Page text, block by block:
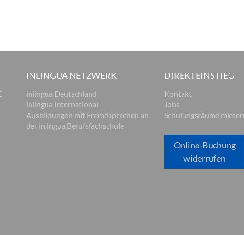
INLINGUA NETZWERK
inlingua Deutschland
inlingua International
Ausbildungen mit Fremdsprachen an
der inlingua Berufsfachschule
DIREKTEINSTIEG
Kontakt
Jobs
Schulungsräume mieten
Online-Buchung
widerrufen